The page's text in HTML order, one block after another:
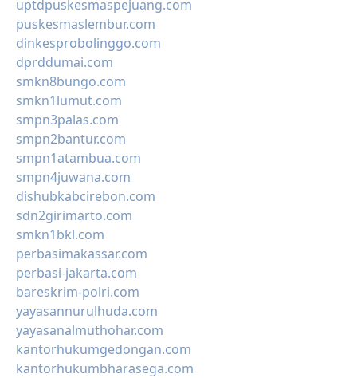
uptdpuskesmaspejuang.com
puskesmaslembur.com
dinkesprobolinggo.com
dprddumai.com
smkn8bungo.com
smkn1lumut.com
smpn3palas.com
smpn2bantur.com
smpn1atambua.com
smpn4juwana.com
dishubkabcirebon.com
sdn2girimarto.com
smkn1bkl.com
perbasimakassar.com
perbasi-jakarta.com
bareskrim-polri.com
yayasannurulhuda.com
yayasanalmuthohar.com
kantorhukumgedongan.com
kantorhukumbharasega.com